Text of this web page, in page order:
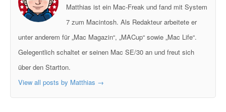
Matthias ist ein Mac-Freak und fand mit System
7 zum Macintosh. Als Redakteur arbeitete er
unter anderem für „Mac Magazin“, „MACup“ sowie „Mac Life“.
Gelegentlich schaltet er seinen Mac SE/30 an und freut sich
über den Startton.
View all posts by Matthias →